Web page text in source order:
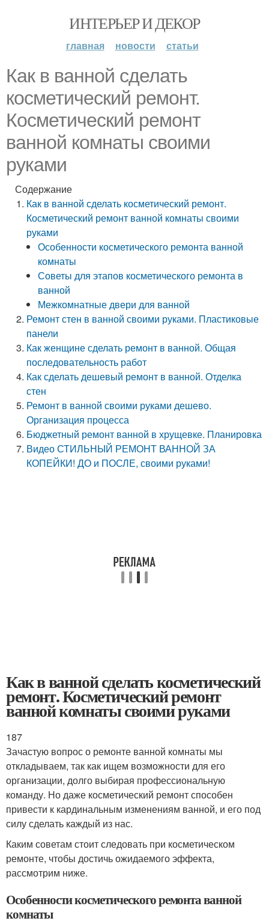
ИНТЕРЬЕР И ДЕКОР
главная новости статьи
Как в ванной сделать
косметический ремонт.
Косметический ремонт
ванной комнаты своими
руками
Содержание
Как в ванной сделать косметический ремонт.
Косметический ремонт ванной комнаты своими
руками
Особенности косметического ремонта ванной
комнаты
Советы для этапов косметического ремонта в
ванной
Межкомнатные двери для ванной
Ремонт стен в ванной своими руками. Пластиковые
панели
Как женщине сделать ремонт в ванной. Общая
последовательность работ
Как сделать дешевый ремонт в ванной. Отделка
стен
Ремонт в ванной своими руками дешево.
Организация процесса
Бюджетный ремонт ванной в хрущевке. Планировка
Видео СТИЛЬНЫЙ РЕМОНТ ВАННОЙ ЗА
КОПЕЙКИ! ДО и ПОСЛЕ, своими руками!
Как в ванной сделать косметический
ремонт. Косметический ремонт
ванной комнаты своими руками
187
Зачастую вопрос о ремонте ванной комнаты мы
откладываем, так как ищем возможности для его
организации, долго выбирая профессиональную
команду. Но даже косметический ремонт способен
привести к кардинальным изменениям ванной, и его под
силу сделать каждый из нас.
Каким советам стоит следовать при косметическом
ремонте, чтобы достичь ожидаемого эффекта,
рассмотрим ниже.
Особенности косметического ремонта ванной
комнаты